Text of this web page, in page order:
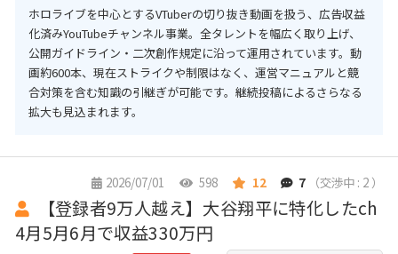
ホロライブを中心とするVTuberの切り抜き動画を扱う、広告収益
化済みYouTubeチャンネル事業。全タレントを幅広く取り上げ、
公開ガイドライン・二次創作規定に沿って運用されています。動
画約600本、現在ストライクや制限はなく、運営マニュアルと競
合対策を含む知識の引継ぎが可能です。継続投稿によるさらなる
拡大も見込まれます。
2026/07/01 598 12 7 （交渉中 : 2 ）
【登録者9万人越え】大谷翔平に特化したch
4月5月6月で収益330万円